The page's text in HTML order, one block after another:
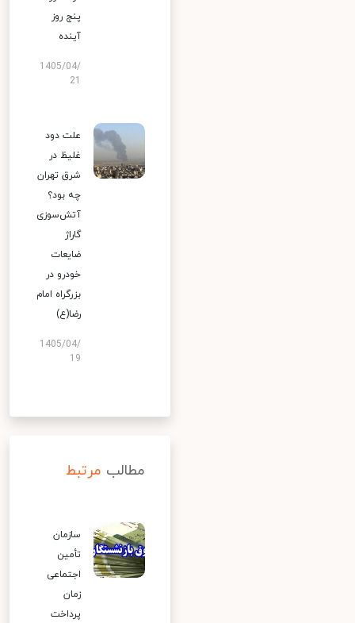
پنج روز
آینده
1405/04/
علت دود
غلیظ در
شرق تهران
چه بود؟
آتش‌سوزی
گاراژ
ضایعات
خودرو در
بزرگراه امام
رضا(ع)
1405/04/
19
مطالب مرتبط
سازمان
تأمین
اجتماعی
زمان
پرداخت